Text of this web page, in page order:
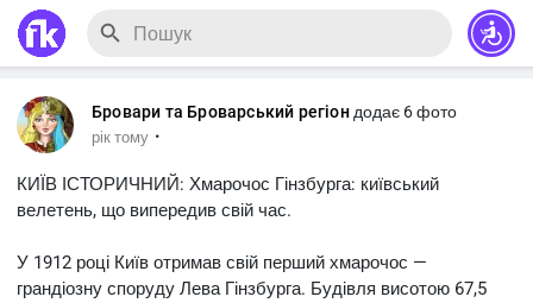
Бровари та Броварський регіон додає 6 фото
рік тому ·
КИЇВ ІСТОРИЧНИЙ: Хмарочос Гінзбурга: київський
велетень, що випередив свій час.
У 1912 році Київ отримав свій перший хмарочос —
грандіозну споруду Лева Гінзбурга. Будівля висотою 67,5